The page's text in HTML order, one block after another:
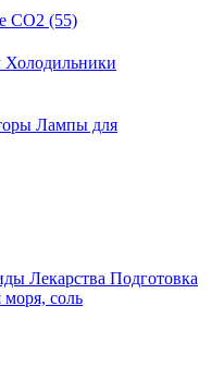
CO2 (55)
Холодильники
Лампы для
Лекарства Подготовка
соль